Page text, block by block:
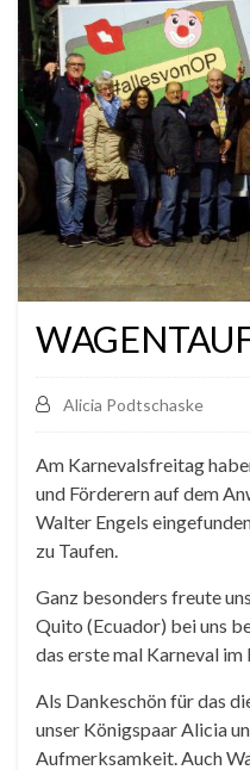
Alicia Podtschaske
Am Karnevalsfreitag
und Förderern auf dem
Walter Engels
zu Taufen.
Ganz besonders freute
Quito (Ecuador) bei uns
das erste mal Karneval im
Als Dankeschön für das
unser Königspaar Alicia
Aufmerksamkeit. Auch